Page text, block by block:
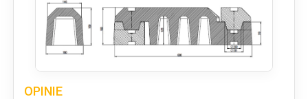
OPINIE